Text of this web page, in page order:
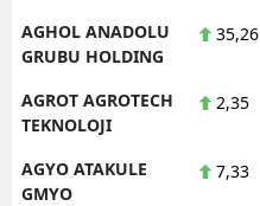
AGHOL ANADOLU
GRUBU HOLDING
35,26
AGROT AGROTECH
TEKNOLOJI
2,35
AGYO ATAKULE
GMYO
7,33